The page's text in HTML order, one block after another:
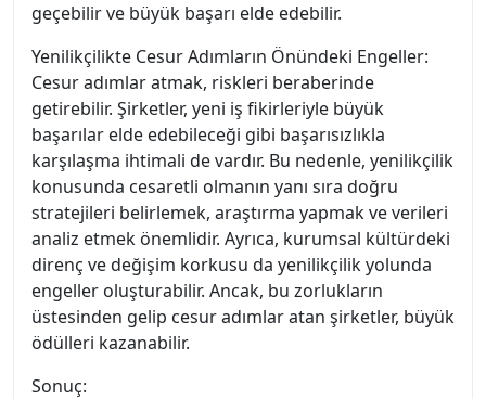
geçebilir ve büyük başarı elde edebilir.
Yenilikçilikte Cesur Adımların Önündeki Engeller:
Cesur adımlar atmak, riskleri beraberinde
getirebilir. Şirketler, yeni iş fikirleriyle büyük
başarılar elde edebileceği gibi başarısızlıkla
karşılaşma ihtimali de vardır. Bu nedenle, yenilikçilik
konusunda cesaretli olmanın yanı sıra doğru
stratejileri belirlemek, araştırma yapmak ve verileri
analiz etmek önemlidir. Ayrıca, kurumsal kültürdeki
direnç ve değişim korkusu da yenilikçilik yolunda
engeller oluşturabilir. Ancak, bu zorlukların
üstesinden gelip cesur adımlar atan şirketler, büyük
ödülleri kazanabilir.
Sonuç: